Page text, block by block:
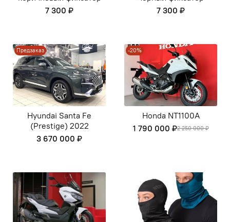
7 300 ₽
7 300 ₽
Предзаказ
Hyundai Santa Fe
(Prestige) 2022
3 670 000 ₽
-20%
Honda NT1100A
2 250 000 ₽
1 790 000 ₽